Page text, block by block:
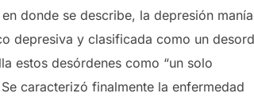
donde se describe, la depresión
depresiva y clasificada como un
estos desórdenes como “un solo
caracterizó finalmente la enfermedad